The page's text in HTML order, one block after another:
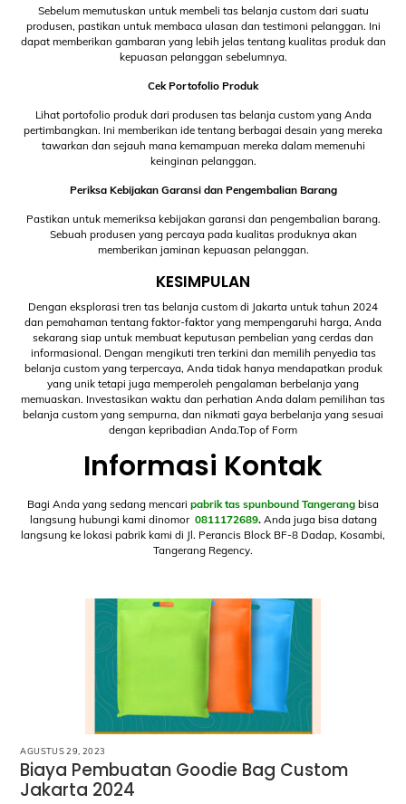
Sebelum memutuskan untuk membeli tas belanja custom dari suatu
produsen, pastikan untuk membaca ulasan dan testimoni pelanggan. Ini
dapat memberikan gambaran yang lebih jelas tentang kualitas produk dan
kepuasan pelanggan sebelumnya.
Cek Portofolio Produk
Lihat portofolio produk dari produsen tas belanja custom yang Anda
pertimbangkan. Ini memberikan ide tentang berbagai desain yang mereka
tawarkan dan sejauh mana kemampuan mereka dalam memenuhi
keinginan pelanggan.
Periksa Kebijakan Garansi dan Pengembalian Barang
Pastikan untuk memeriksa kebijakan garansi dan pengembalian barang.
Sebuah produsen yang percaya pada kualitas produknya akan
memberikan jaminan kepuasan pelanggan.
KESIMPULAN
Dengan eksplorasi tren tas belanja custom di Jakarta untuk tahun 2024
dan pemahaman tentang faktor-faktor yang mempengaruhi harga, Anda
sekarang siap untuk membuat keputusan pembelian yang cerdas dan
informasional. Dengan mengikuti tren terkini dan memilih penyedia tas
belanja custom yang terpercaya, Anda tidak hanya mendapatkan produk
yang unik tetapi juga memperoleh pengalaman berbelanja yang
memuaskan. Investasikan waktu dan perhatian Anda dalam pemilihan tas
belanja custom yang sempurna, dan nikmati gaya berbelanja yang sesuai
dengan kepribadian Anda.Top of Form
Informasi Kontak
Bagi Anda yang sedang mencari pabrik tas spunbound Tangerang bisa
langsung hubungi kami dinomor 0811172689. Anda juga bisa datang
langsung ke lokasi pabrik kami di Jl. Perancis Block BF-8 Dadap, Kosambi,
Tangerang Regency.
AGUSTUS 29, 2023
Biaya Pembuatan Goodie Bag Custom
Jakarta 2024